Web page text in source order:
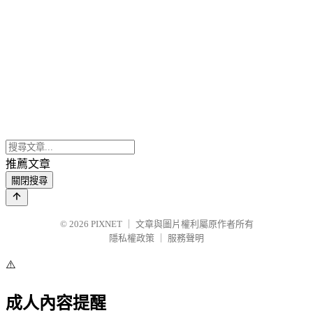
推薦文章
關閉搜尋
© 2026 PIXNET
文章與圖片權利屬原作者所有
隱私權政策
服務聲明
⚠️
成人內容提醒